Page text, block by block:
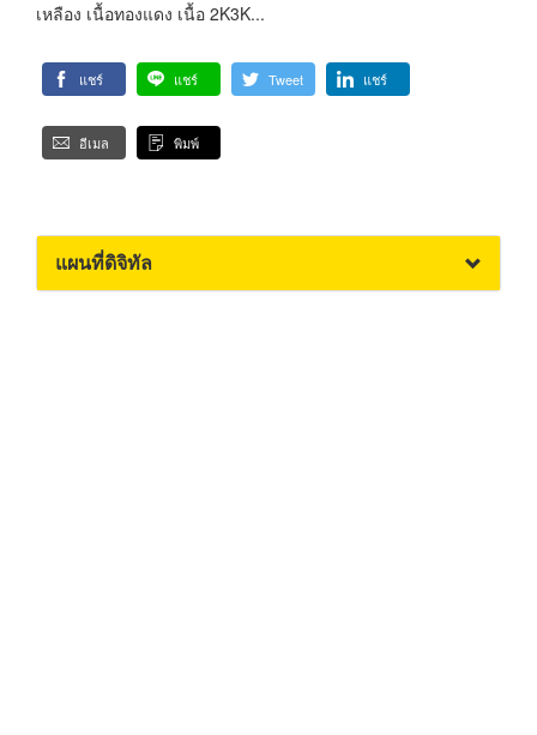
เหลือง เนื้อทองแดง เนื้อ 2K3K...
แชร์ แชร์ Tweet แชร์
อีเมล พิมพ์
แผนที่ดิจิทัล